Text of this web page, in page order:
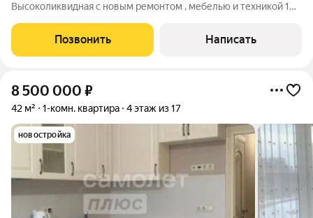
Высоколиквидная с новым ремонтом , мебелью и техникой 1
теплом доме серии П-44Т 2012 года постройки. ДО МЕТРО 8
МИНУТ ПЕШКОМ. ДОКУМЕНТЫ
Позвонить Написать
8 500 000 ₽
42 м² 1-комн. квартира 4 этаж из 17
новостройка